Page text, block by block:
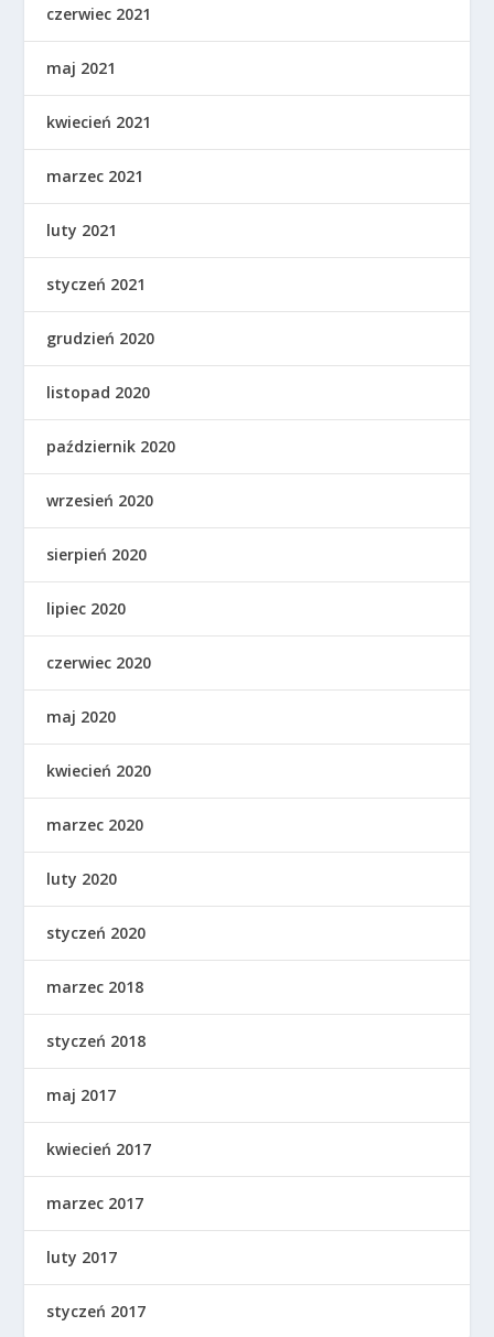
czerwiec 2021
maj 2021
kwiecień 2021
marzec 2021
luty 2021
styczeń 2021
grudzień 2020
listopad 2020
październik 2020
wrzesień 2020
sierpień 2020
lipiec 2020
czerwiec 2020
maj 2020
kwiecień 2020
marzec 2020
luty 2020
styczeń 2020
marzec 2018
styczeń 2018
maj 2017
kwiecień 2017
marzec 2017
luty 2017
styczeń 2017